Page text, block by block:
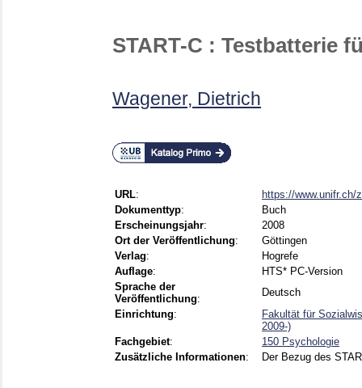
START-C : Testbatterie
Wagener, Dietrich
URL:
https://
Dokumenttyp:
Buch
Erscheinungsjahr:
2008
Ort der Veröffentlichung:
Göttingen
Verlag:
Hogrefe
Auflage:
HTS* PC-Version
Sprache der
Veröffentlichung:
Deutsch
Einrichtung:
Fakultät für
2009-)
Fachgebiet:
150 Psychologie
Zusätzliche Informationen: Der Bezug des